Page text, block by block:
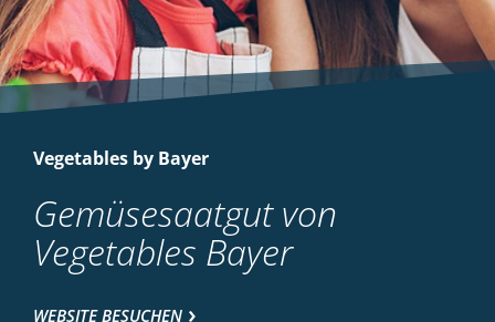
Vegetables by Bayer
Gemüsesaatgut von
Vegetables Bayer
WEBSITE BESUCHEN